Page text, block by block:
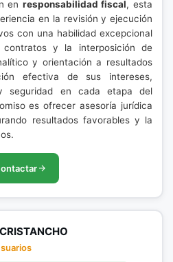
en responsabilidad fiscal, esta
en la revisión y ejecución
con una habilidad excepcional
y la interposición de
y orientación a resultados
efectiva de sus intereses,
seguridad en cada etapa del
es ofrecer asesoría jurídica
resultados favorables y la